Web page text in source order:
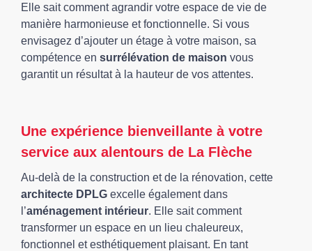
Elle sait comment agrandir votre espace de vie de
manière harmonieuse et fonctionnelle. Si vous
envisagez d’ajouter un étage à votre maison, sa
compétence en surrélévation de maison vous
garantit un résultat à la hauteur de vos attentes.
Une expérience bienveillante à votre
service aux alentours de La Flèche
Au-delà de la construction et de la rénovation, cette
architecte DPLG excelle également dans
l’aménagement intérieur. Elle sait comment
transformer un espace en un lieu chaleureux,
fonctionnel et esthétiquement plaisant. En tant